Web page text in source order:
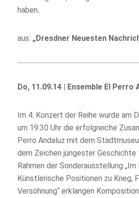
haben.
aus: „Dresdner Neuesten
Do, 11.09.14 | Ensemble El Perro
Im 4. Konzert der Reihe wurde am
um 19:30 Uhr die erfolgreiche
Perro Andaluz mit dem
dem Zeichen jüngester
Rahmen der Sonderausstellung „Im
Künstlerische Positionen zu Krieg,
Versöhnung“ erklangen